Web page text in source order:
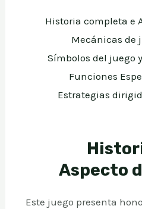
Historia completa e
Mecánicas de
Símbolos del juego
Funciones
Estrategias
Aspecto
Este juego presenta